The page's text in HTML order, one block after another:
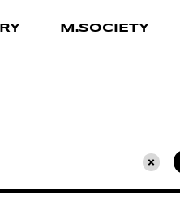
M.SOCIETY
초기화